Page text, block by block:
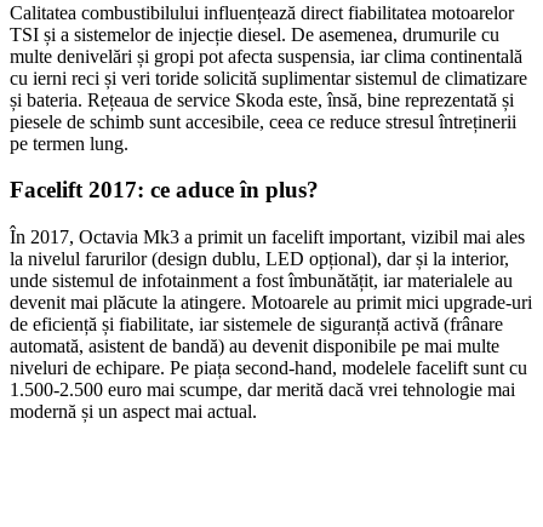
Calitatea combustibilului influențează direct fiabilitatea motoarelor
TSI și a sistemelor de injecție diesel. De asemenea, drumurile cu
multe denivelări și gropi pot afecta suspensia, iar clima continentală
cu ierni reci și veri toride solicită suplimentar sistemul de climatizare
și bateria. Rețeaua de service Skoda este, însă, bine reprezentată și
piesele de schimb sunt accesibile, ceea ce reduce stresul întreținerii
pe termen lung.
Facelift 2017: ce aduce în plus?
În 2017, Octavia Mk3 a primit un facelift important, vizibil mai ales
la nivelul farurilor (design dublu, LED opțional), dar și la interior,
unde sistemul de infotainment a fost îmbunătățit, iar materialele au
devenit mai plăcute la atingere. Motoarele au primit mici upgrade-uri
de eficiență și fiabilitate, iar sistemele de siguranță activă (frânare
automată, asistent de bandă) au devenit disponibile pe mai multe
niveluri de echipare. Pe piața second-hand, modelele facelift sunt cu
1.500-2.500 euro mai scumpe, dar merită dacă vrei tehnologie mai
modernă și un aspect mai actual.